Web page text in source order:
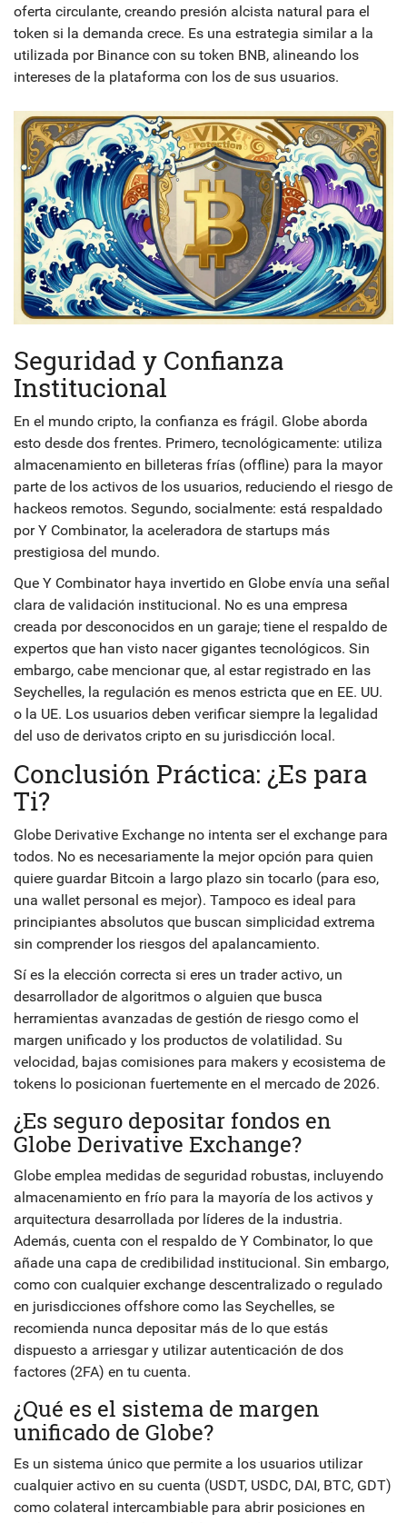
oferta circulante, creando presión alcista natural para el
token si la demanda crece. Es una estrategia similar a la
utilizada por Binance con su token BNB, alineando los
intereses de la plataforma con los de sus usuarios.
Seguridad y Confianza
Institucional
En el mundo cripto, la confianza es frágil. Globe aborda
esto desde dos frentes. Primero, tecnológicamente: utiliza
almacenamiento en billeteras frías (offline) para la mayor
parte de los activos de los usuarios, reduciendo el riesgo de
hackeos remotos. Segundo, socialmente: está respaldado
porY Combinator, la aceleradora de startups más
prestigiosa del mundo.
Que Y Combinator haya invertido en Globe envía una señal
clara de validación institucional. No es una empresa
creada por desconocidos en un garaje; tiene el respaldo de
expertos que han visto nacer gigantes tecnológicos. Sin
embargo, cabe mencionar que, al estar registrado en las
Seychelles, la regulación es menos estricta que en EE. UU.
o la UE. Los usuarios deben verificar siempre la legalidad
del uso de derivatos cripto en su jurisdicción local.
Conclusión Práctica: ¿Es para
Ti?
Globe Derivative Exchange no intenta ser el exchange para
todos. No es necesariamente la mejor opción para quien
quiere guardar Bitcoin a largo plazo sin tocarlo (para eso,
una wallet personal es mejor). Tampoco es ideal para
principiantes absolutos que buscan simplicidad extrema
sin comprender los riesgos del apalancamiento.
Sí es la elección correcta si eres un trader activo, un
desarrollador de algoritmos o alguien que busca
herramientas avanzadas de gestión de riesgo como el
margen unificado y los productos de volatilidad. Su
velocidad, bajas comisiones para makers y ecosistema de
tokens lo posicionan fuertemente en el mercado de 2026.
¿Es seguro depositar fondos en
Globe Derivative Exchange?
Globe emplea medidas de seguridad robustas, incluyendo
almacenamiento en frío para la mayoría de los activos y
arquitectura desarrollada por líderes de la industria.
Además, cuenta con el respaldo de Y Combinator, lo que
añade una capa de credibilidad institucional. Sin embargo,
como con cualquier exchange descentralizado o regulado
en jurisdicciones offshore como las Seychelles, se
recomienda nunca depositar más de lo que estás
dispuesto a arriesgar y utilizar autenticación de dos
factores (2FA) en tu cuenta.
¿Qué es el sistema de margen
unificado de Globe?
Es un sistema único que permite a los usuarios utilizar
cualquier activo en su cuenta (USDT, USDC, DAI, BTC, GDT)
como colateral intercambiable para abrir posiciones en